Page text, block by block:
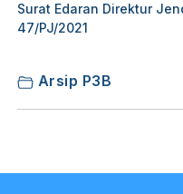
Surat Edaran Direktur
47/PJ/2021
Arsip P3B